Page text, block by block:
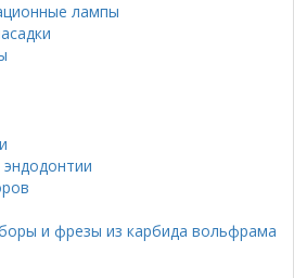
лампы
и фрезы из карбида вольфрама